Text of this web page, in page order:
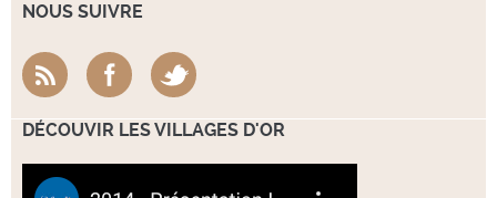
NOUS SUIVRE
DÉCOUVIR LES VILLAGES D'OR